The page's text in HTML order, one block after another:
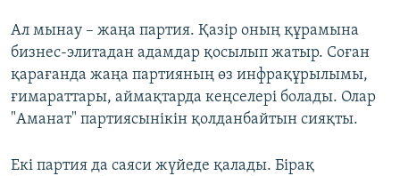
Ал мынау – жаңа партия. Қазір оның құрамына
бизнес-элитадан адамдар қосылып жатыр. Соған
қарағанда жаңа партияның өз инфрақұрылымы,
ғимараттары, аймақтарда кеңселері болады. Олар
"Аманат" партиясынікін қолданбайтын сияқты.
Екі партия да саяси жүйеде қалады. Бірақ